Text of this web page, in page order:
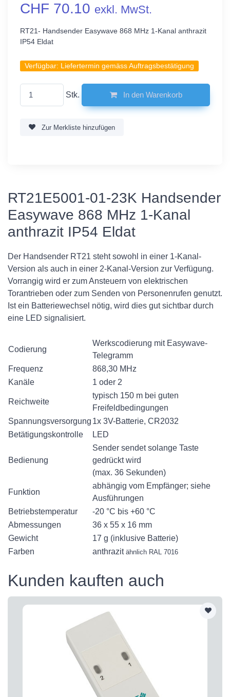
CHF 70.10 exkl. MwSt.
RT21- Handsender Easywave 868 MHz 1-Kanal anthrazit
IP54 Eldat
Verfügbar: Liefertermin gemäss Auftragsbestätigung
Stk. In den Warenkorb
Zur Merkliste hinzufügen
RT21E5001-01-23K Handsender
Easywave 868 MHz 1-Kanal
anthrazit IP54 Eldat
Der Handsender RT21 steht sowohl in einer 1-Kanal-
Version als auch in einer 2-Kanal-Version zur Verfügung.
Vorrangig wird er zum Ansteuern von elektrischen
Torantrieben oder zum Senden von Personenrufen genutzt.
Ist ein Batteriewechsel nötig, wird dies gut sichtbar durch
eine LED signalisiert.
Codierung
Werkscodierung mit Easywave-
Telegramm
Frequenz
868,30 MHz
Kanäle
1 oder 2
Reichweite
typisch 150 m bei guten
Freifeldbedingungen
Spannungsversorgung 1x 3V-Batterie, CR2032
Betätigungskontrolle
LED
Bedienung
Sender sendet solange Taste
gedrückt wird
(max. 36 Sekunden)
Funktion
abhängig vom Empfänger; siehe
Ausführungen
Betriebstemperatur
-20 °C bis +60 °C
Abmessungen
36 x 55 x 16 mm
Gewicht
17 g (inklusive Batterie)
Farben
anthrazit ähnlich RAL 7016
Kunden kauften auch